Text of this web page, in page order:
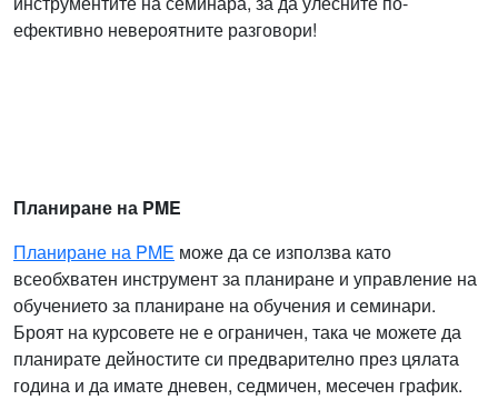
ефективно невероятните разговори!
Планиране на PME
Планиране на PME може да се използва като
всеобхватен инструмент за планиране и управление на
обучението за планиране на обучения и семинари.
Броят на курсовете не е ограничен, така че можете да
планирате дейностите си предварително през цялата
година и да имате дневен, седмичен, месечен график.